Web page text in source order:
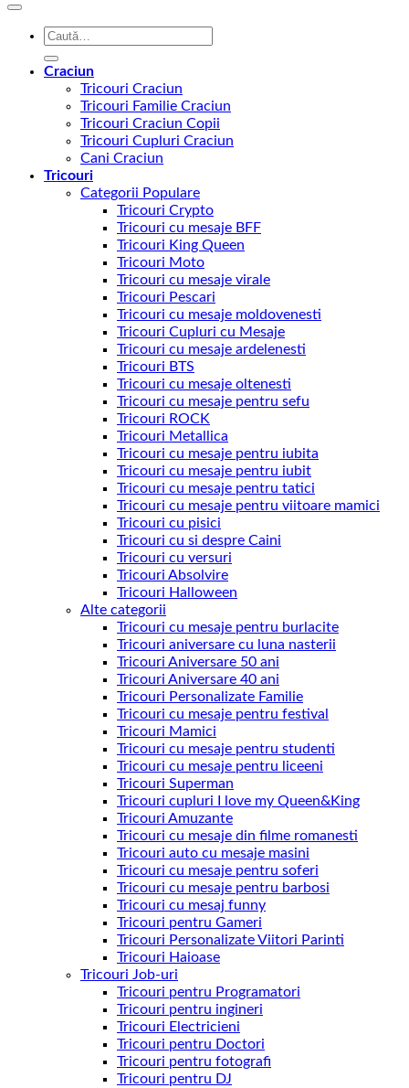
Caută
Craciun
Tricouri Craciun
Tricouri Familie Craciun
Tricouri Craciun Copii
Tricouri Cupluri Craciun
Cani Craciun
Tricouri
Categorii Populare
Tricouri Crypto
Tricouri cu mesaje BFF
Tricouri King Queen
Tricouri Moto
Tricouri cu mesaje virale
Tricouri Pescari
Tricouri cu mesaje moldovenesti
Tricouri Cupluri cu Mesaje
Tricouri cu mesaje ardelenesti
Tricouri BTS
Tricouri cu mesaje oltenesti
Tricouri cu mesaje pentru sefu
Tricouri ROCK
Tricouri Metallica
Tricouri cu mesaje pentru iubita
Tricouri cu mesaje pentru iubit
Tricouri cu mesaje pentru tatici
Tricouri cu mesaje pentru viitoare mamici
Tricouri cu pisici
Tricouri cu si despre Caini
Tricouri cu versuri
Tricouri Absolvire
Tricouri Halloween
Alte categorii
Tricouri cu mesaje pentru burlacite
Tricouri aniversare cu luna nasterii
Tricouri Aniversare 50 ani
Tricouri Aniversare 40 ani
Tricouri Personalizate Familie
Tricouri cu mesaje pentru festival
Tricouri Mamici
Tricouri cu mesaje pentru studenti
Tricouri cu mesaje pentru liceeni
Tricouri Superman
Tricouri cupluri I love my Queen&King
Tricouri Amuzante
Tricouri cu mesaje din filme romanesti
Tricouri auto cu mesaje masini
Tricouri cu mesaje pentru soferi
Tricouri cu mesaje pentru barbosi
Tricouri cu mesaj funny
Tricouri pentru Gameri
Tricouri Personalizate Viitori Parinti
Tricouri Haioase
Tricouri Job-uri
Tricouri pentru Programatori
Tricouri pentru ingineri
Tricouri Electricieni
Tricouri pentru Doctori
Tricouri pentru fotografi
Tricouri pentru DJ